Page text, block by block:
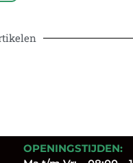
OPENINGSTIJDEN: